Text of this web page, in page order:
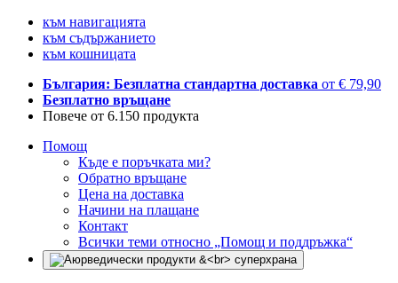
към навигацията
към съдържанието
към кошницата
България: Безплатна стандартна доставка от € 79,90
Безплатно връщане
Повече от 6.150 продукта
Помощ
Къде е поръчката ми?
Обратно връщане
Цена на доставка
Начини на плащане
Контакт
Всички теми относно „Помощ и поддръжка“